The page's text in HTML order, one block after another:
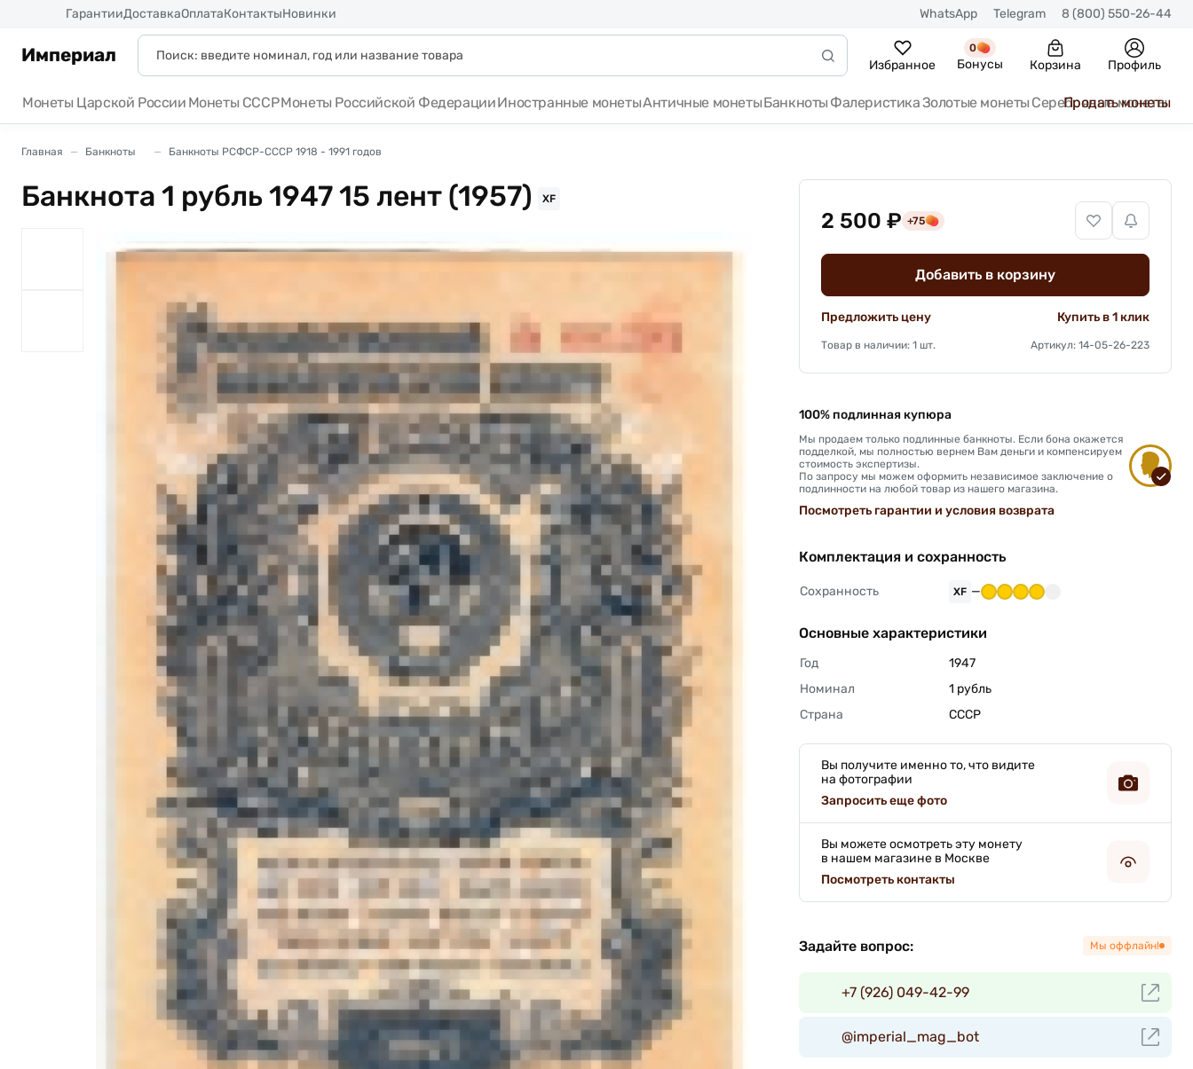
ГарантииДоставкаОплатаКонтактыНовинки WhatsApp Telegram 8 (800) 550-26-44
Империал Избранное
0
Бонусы Корзина Профиль
Монеты Царской России Монеты СССРМонеты Российской ФедерацииИностранные монетыАнтичные монетыБанкноты ФалеристикаЗолотые монеты Серебряные монеты
Продать монеты
Главная Банкноты Банкноты РСФСР-СССР 1918 - 1991 годов
Банкнота 1 рубль 1947 15 лент (1957) XF
2 500 ₽ +75
Добавить в корзину
Предложить цену Купить в 1 клик
Товар в наличии: 1 шт. Артикул: 14-05-26-223
100% подлинная купюра
Мы продаем только подлинные банкноты. Если бона окажется
подделкой, мы полностью вернем Вам деньги и компенсируем
стоимость экспертизы.
По запросу мы можем оформить независимое заключение о
подлинности на любой товар из нашего магазина.
Посмотреть гарантии и условия возврата
Комплектация и сохранность
Сохранность XF —
Основные характеристики
Год
1947
Номинал
1 рубль
Страна
СССР
Вы получите именно то, что видите
на фотографии
Запросить еще фото
Вы можете осмотреть эту монету
в нашем магазине в Москве
Посмотреть контакты
Задайте вопрос: Мы оффлайн!
+7 (926) 049-42-99
@imperial_mag_bot